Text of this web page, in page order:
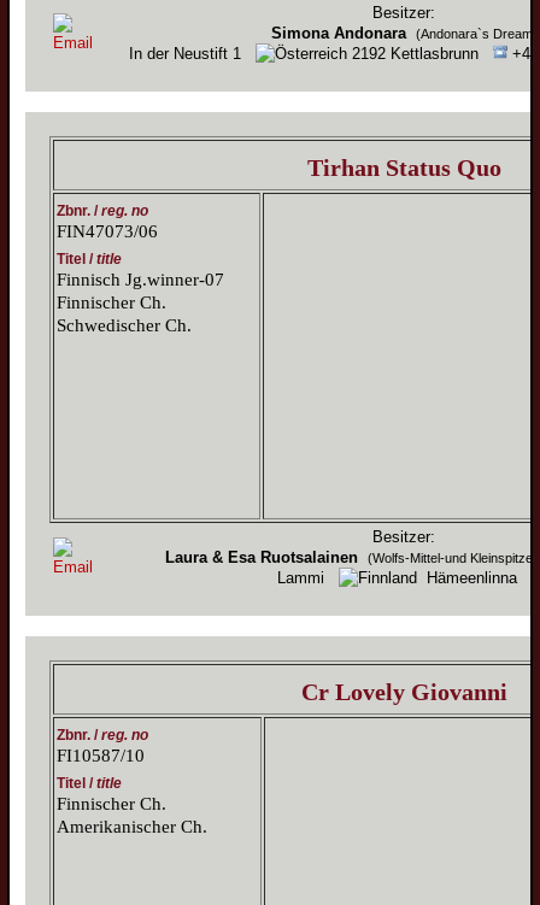
Besitzer:
Simona Andonara
(Andonara`s Dream)
In der Neustift 1 2192 Kettlasbrunn +43
Tirhan Status Quo
Zbnr. /reg. no
FIN47073/06
Titel /title
Finnisch Jg.winner-07
Finnischer Ch.
Schwedischer Ch.
Besitzer:
Laura & Esa Ruotsalainen
(Wolfs-Mittel-und Kleinspitze
Lammi Hämeenlinna
Cr Lovely Giovanni
Zbnr. /reg. no
FI10587/10
Titel /title
Finnischer Ch.
Amerikanischer Ch.